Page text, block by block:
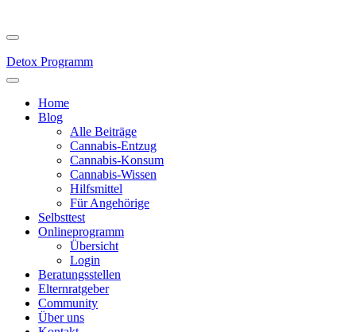
Detox Programm
Home
Blog
Alle Beiträge
Cannabis-Entzug
Cannabis-Konsum
Cannabis-Wissen
Hilfsmittel
Für Angehörige
Selbsttest
Onlineprogramm
Übersicht
Login
Beratungsstellen
Elternratgeber
Community
Über uns